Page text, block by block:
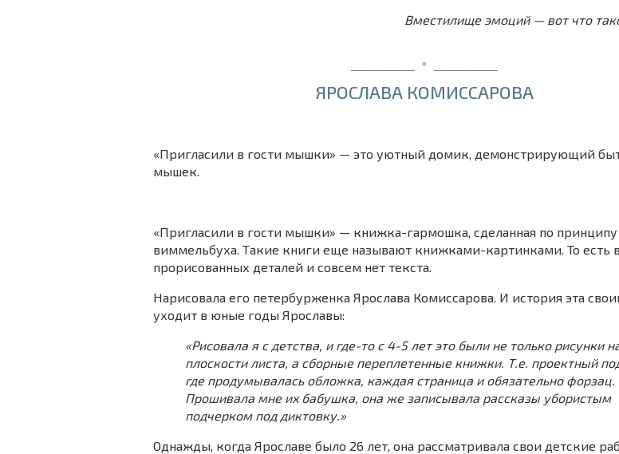
Вместилище эмоций — вот что
__________ * __________
ЯРОСЛАВА КОМИССАРОВА
«Пригласили в гости мышки» — это уютный домик, демонстрирующий
мышек.
«Пригласили в гости мышки» — книжка-гармошка, сделанная по принципу
виммельбуха. Такие книги еще называют книжками-картинками. То есть
прорисованных деталей и совсем нет текста.
Нарисовала его петербурженка Ярослава Комиссарова. И история эта
уходит в юные годы Ярославы:
«Рисовала я с детства, и где-то с 4-5 лет это были не только рисунки
плоскости листа, а сборные переплетенные книжки. Т.е. проектный
где продумывалась обложка, каждая страница и обязательно форзац.
Прошивала мне их бабушка, она же записывала рассказы убористым
подчерком под диктовку.»
Однажды, когда Ярославе было 26 лет, она рассматривала свои детские